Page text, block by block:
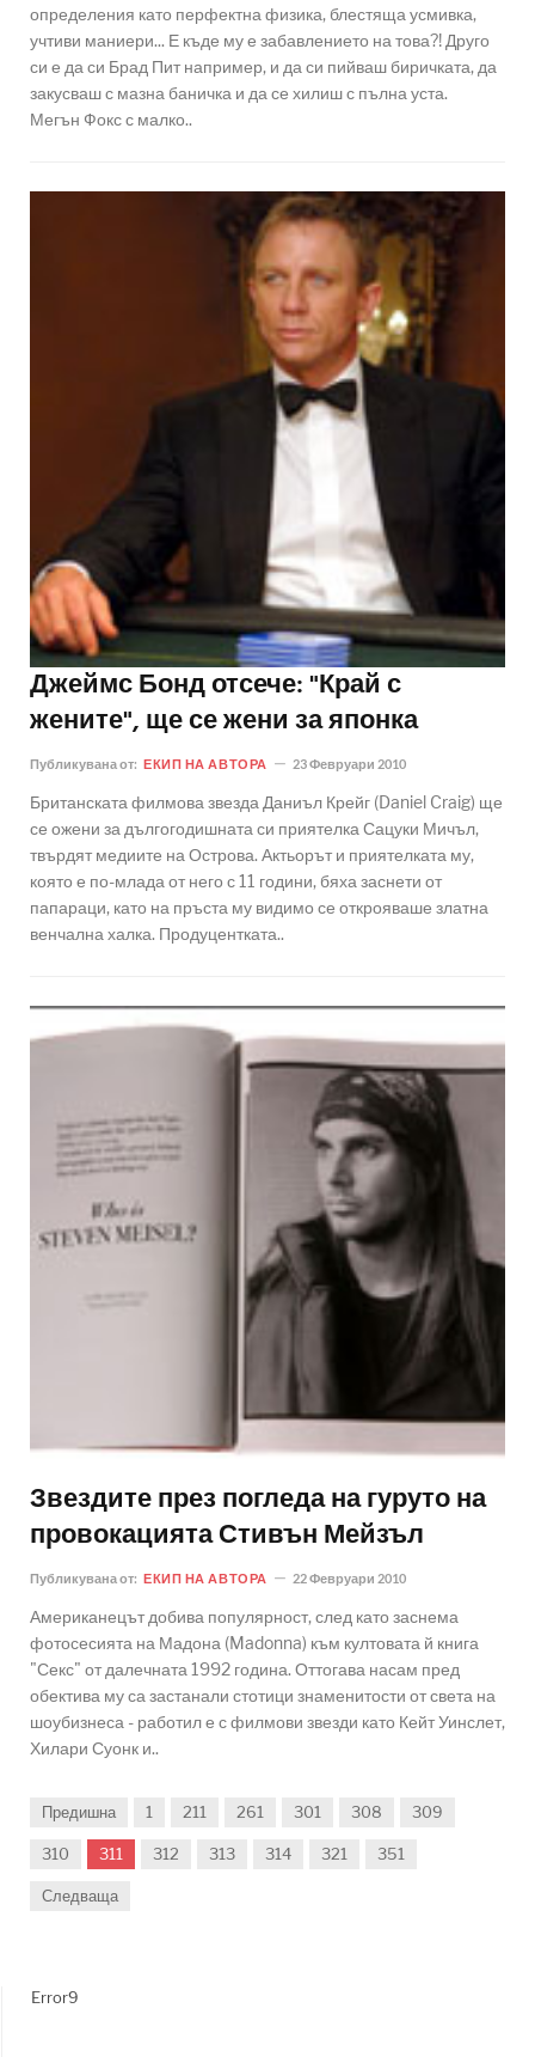
определения като перфектна физика, блестяща усмивка,
учтиви маниери... Е къде му е забавлението на това?! Друго
си е да си Брад Пит например, и да си пийваш биричката, да
закусваш с мазна баничка и да се хилиш с пълна уста.
Мегън Фокс с малко..
Джеймс Бонд отсече: "Край с
жените", ще се жени за японка
Публикувана от: ЕКИП НА АВТОРА 23 Февруари 2010
Британската филмова звезда Даниъл Крейг (Daniel Craig) ще
се ожени за дългогодишната си приятелка Сацуки Мичъл,
твърдят медиите на Острова. Актьорът и приятелката му,
която е по-млада от него с 11 години, бяха заснети от
папараци, като на пръста му видимо се открояваше златна
венчална халка. Продуцентката..
Звездите през погледа на гуруто на
провокацията Стивън Мейзъл
Публикувана от: ЕКИП НА АВТОРА 22 Февруари 2010
Американецът добива популярност, след като заснема
фотосесията на Мадона (Madonna) към култовата й книга
"Секс" от далечната 1992 година. Оттогава насам пред
обектива му са застанали стотици знаменитости от света на
шоубизнеса - работил е с филмови звезди като Кейт Уинслет,
Хилари Суонк и..
Предишна 1 211 261 301 308 309
310 311 312 313 314 321 351
Следваща
Error9